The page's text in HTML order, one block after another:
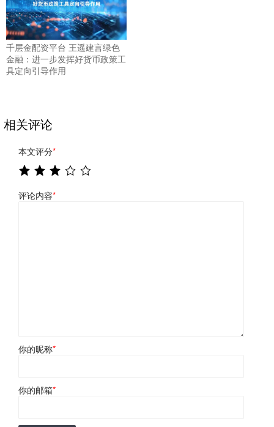
千层金配资平台 王遥建言绿色
金融：进一步发挥好货币政策工
具定向引导作用
相关评论
本文评分*
评论内容*
你的昵称*
你的邮箱*